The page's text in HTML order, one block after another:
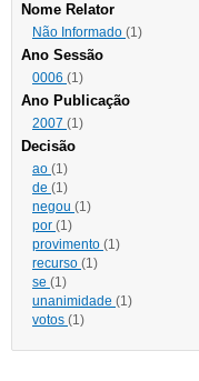
Nome Relator
Não Informado (1)
Ano Sessão
0006 (1)
Ano Publicação
2007 (1)
Decisão
ao (1)
de (1)
negou (1)
por (1)
provimento (1)
recurso (1)
se (1)
unanimidade (1)
votos (1)